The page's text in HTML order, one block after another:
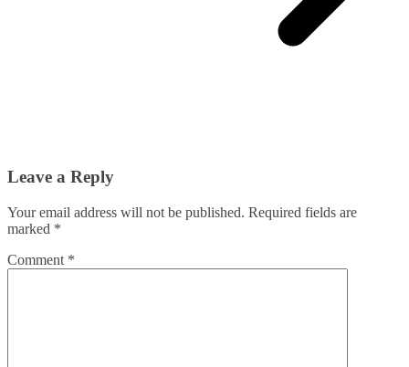
Leave a Reply
Your email address will not be published. Required fields are
marked *
Comment *